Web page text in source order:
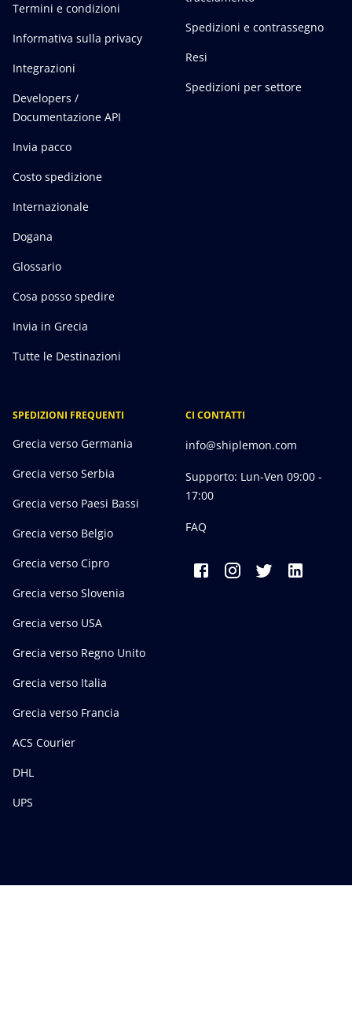
Termini e condizioni
Informativa sulla privacy
Integrazioni
Developers /
Documentazione API
Invia pacco
Costo spedizione
Internazionale
Dogana
Glossario
Cosa posso spedire
Invia in Grecia
Tutte le Destinazioni
Spedizioni e contrassegno
Resi
Spedizioni per settore
SPEDIZIONI FREQUENTI
Grecia verso Germania
Grecia verso Serbia
Grecia verso Paesi Bassi
Grecia verso Belgio
Grecia verso Cipro
Grecia verso Slovenia
Grecia verso USA
Grecia verso Regno Unito
Grecia verso Italia
Grecia verso Francia
ACS Courier
DHL
UPS
CI CONTATTI
info@shiplemon.com
Supporto: Lun-Ven 09:00 -
17:00
FAQ